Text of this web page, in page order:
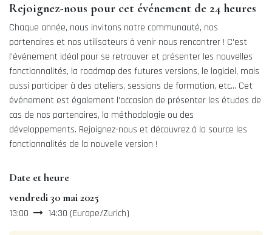
Rejoignez-nous pour cet événement de 24 heures
Chaque année, nous invitons notre communauté, nos
partenaires et nos utilisateurs à venir nous rencontrer ! C'est
l'événement idéal pour se retrouver et présenter les nouvelles
fonctionnalités, la roadmap des futures versions, le logiciel, mais
aussi participer à des ateliers, sessions de formation, etc... Cet
événement est également l'occasion de présenter les études de
cas de nos partenaires, la méthodologie ou des
développements. Rejoignez-nous et découvrez à la source les
fonctionnalités de la nouvelle version !
Date et heure
vendredi 30 mai 2025
13:00 14:30 (Europe/Zurich)